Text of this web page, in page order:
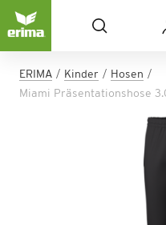
ERIMA Kinder
Hosen
Miami Präsentationshose